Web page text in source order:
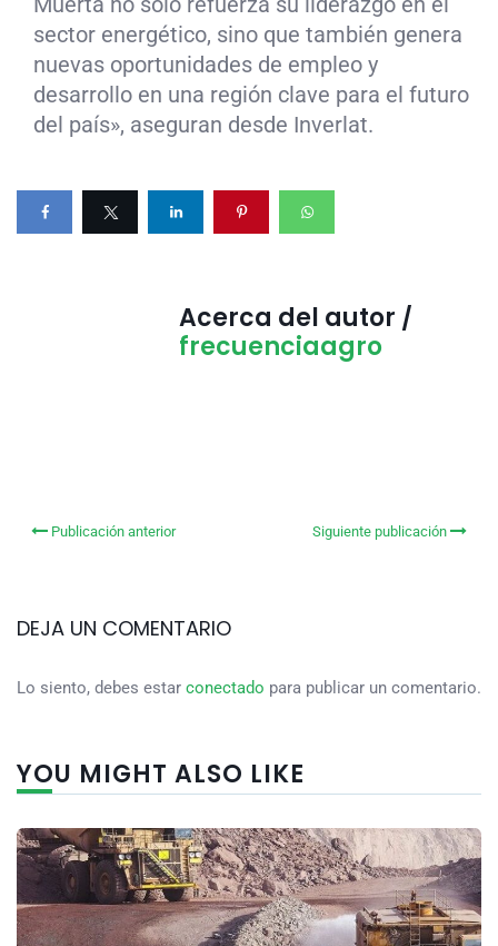
sector energético, sino que también genera
nuevas oportunidades de empleo y
desarrollo en una región clave para el futuro
del país», aseguran desde Inverlat.
Acerca del autor /
frecuenciaagro
Publicación anterior Siguiente publicación
DEJA UN COMENTARIO
Lo siento, debes estar conectado para publicar un comentario.
YOU MIGHT ALSO LIKE